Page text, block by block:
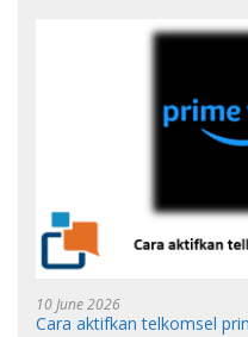
10 June 2026
Cara aktifkan telkomsel